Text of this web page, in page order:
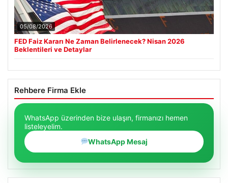
05/08/2026
FED Faiz Kararı Ne Zaman Belirlenecek? Nisan 2026
Beklentileri ve Detaylar
Rehbere Firma Ekle
WhatsApp üzerinden bize ulaşın, firmanızı hemen
listeleyelim.
WhatsApp Mesaj